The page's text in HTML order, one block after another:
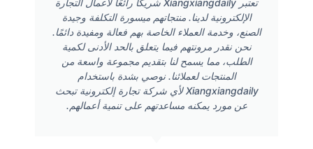
تعتبر Xiangxiangdaily شريكًا رائعًا لأعمال التجارة
الإلكترونية لدينا. منتجاتهم ميسورة التكلفة وجيدة
الصنع، وخدمة العملاء الخاصة بهم فعالة ومفيدة دائمًا.
نحن نقدر مرونتهم فيما يتعلق بالحد الأدنى لكمية
الطلب، مما يسمح لنا بتقديم مجموعة واسعة من
المنتجات لعملائنا. نوصي بشدة باستخدام
Xiangxiangdaily لأي شركة تجارة إلكترونية تبحث
عن مورد يمكنه مساعدتهم على تنمية أعمالهم.